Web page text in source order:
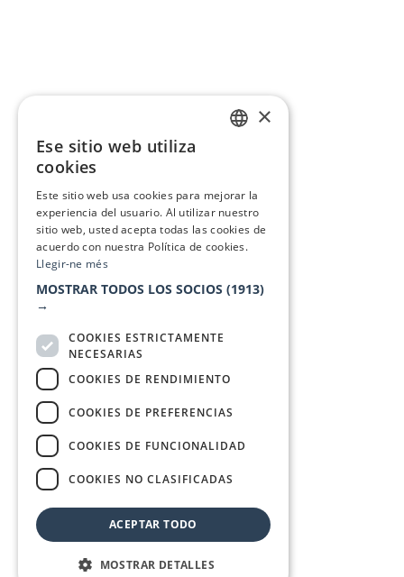
×
Ese sitio web utiliza
cookies
Este sitio web usa cookies para mejorar la
experiencia del usuario. Al utilizar nuestro
sitio web, usted acepta todas las cookies de
acuerdo con nuestra Política de cookies.
Llegir-ne més
MOSTRAR TODOS LOS SOCIOS (1913)
→
COOKIES ESTRICTAMENTE
NECESARIAS
COOKIES DE RENDIMIENTO
COOKIES DE PREFERENCIAS
COOKIES DE FUNCIONALIDAD
COOKIES NO CLASIFICADAS
ACEPTAR TODO
MOSTRAR DETALLES